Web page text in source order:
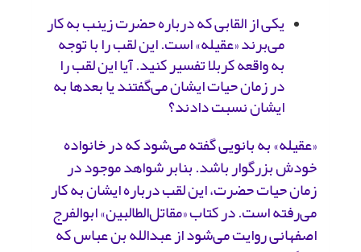
یکی از القابی که درباره حضرت زینب به کار
می‌برند «عقیله» است. این لقب را با توجه
به واقعه کربلا تفسیر کنید. آیا این لقب را
در زمان حیات ایشان می‌گفتند یا بعدها به
ایشان نسبت دادند؟
«عقیله» به بانویی گفته می‌شود که در خانواده
خودش بزرگوار باشد. بنابر شواهد موجود در
زمان حیات حضرت، این لقب درباره ایشان به کار
می‌رفته است. در کتاب «مقاتل‌الطالبین» ابوالفرج
اصفهانی روایت می‌شود از عبدالله بن عباس که